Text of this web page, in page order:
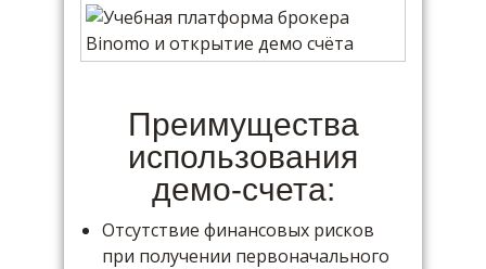
Преимущества
использования
демо-счета:
Отсутствие финансовых рисков
при получении первоначального